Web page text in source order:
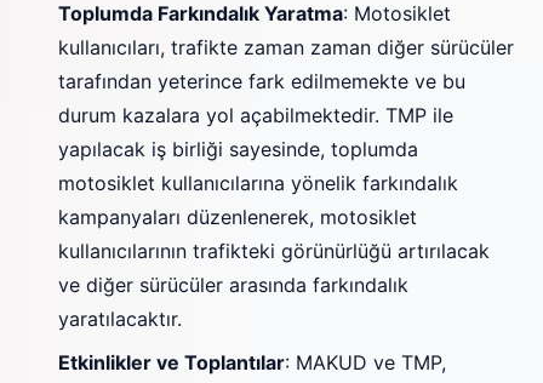
Toplumda Farkındalık Yaratma: Motosiklet
kullanıcıları, trafikte zaman zaman diğer sürücüler
tarafından yeterince fark edilmemekte ve bu
durum kazalara yol açabilmektedir. TMP ile
yapılacak iş birliği sayesinde, toplumda
motosiklet kullanıcılarına yönelik farkındalık
kampanyaları düzenlenerek, motosiklet
kullanıcılarının trafikteki görünürlüğü artırılacak
ve diğer sürücüler arasında farkındalık
yaratılacaktır.
Etkinlikler ve Toplantılar: MAKUD ve TMP,